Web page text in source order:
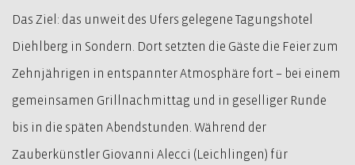
Das Ziel: das unweit des Ufers gelegene Tagungshotel
Diehlberg in Sondern. Dort setzten die Gäste die Feier zum
Zehnjährigen in entspannter Atmosphäre fort – bei einem
gemeinsamen Grillnachmittag und in geselliger Runde
bis in die späten Abendstunden. Während der
Zauberkünstler Giovanni Alecci (Leichlingen) für